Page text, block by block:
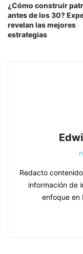
¿Cómo construir
antes de los 30?
revelan las mejores
estrategias
Redacto
información de
enfoque en